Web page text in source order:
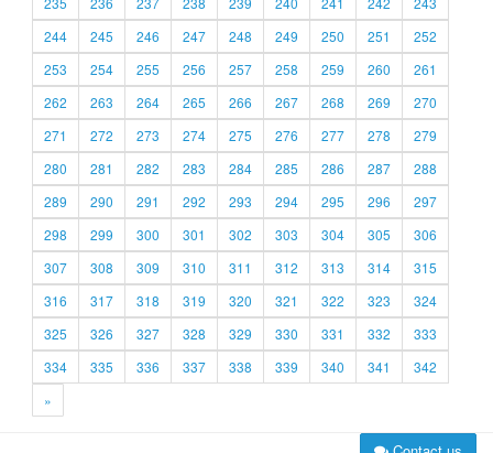
244
245 246 247 248 249 250 251
252
253
254 255 256 257 258 259 260
261
262
263 264 265 266 267 268 269
270
271
272 273 274 275 276 277 278
279
280
281 282 283 284 285 286 287
288
289
290 291 292 293 294 295 296
297
298
299 300 301 302 303 304 305
306
307
308 309 310 311 312 313 314
315
316
317 318 319 320 321 322 323
324
325
326 327 328 329 330 331 332
333
334
335 336 337 338 339 340 341
342
»